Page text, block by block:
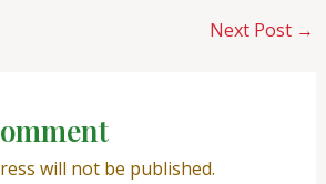
Next Post →
will not be published.